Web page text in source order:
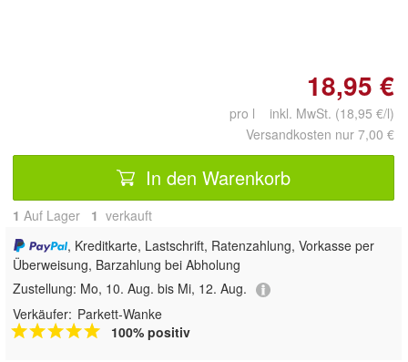
18,95 €
pro l inkl. MwSt. (18,95 €/l)
Versandkosten nur 7,00 €
In den Warenkorb
1 Auf Lager 1 verkauft
, Kreditkarte, Lastschrift, Ratenzahlung, Vorkasse per
Überweisung, Barzahlung bei Abholung
Zustellung: Mo, 10. Aug. bis Mi, 12. Aug.
Verkäufer: Parkett-Wanke
100% positiv